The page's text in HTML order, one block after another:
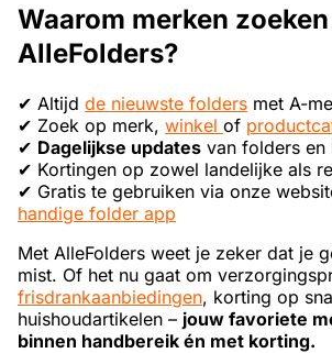
Waarom merken
AlleFolders?
✔ Altijd de nieuwste folders met A-
✔ Zoek op merk, winkel of
✔ Dagelijkse updates van folders en
✔ Kortingen op zowel landelijke als
✔ Gratis te gebruiken via onze
handige folder app
Met AlleFolders weet je zeker dat je
mist. Of het nu gaat om
frisdrankaanbiedingen, korting op
huishoudartikelen – jouw favoriete
binnen handbereik én met korting.